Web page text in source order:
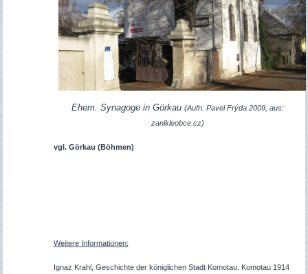
Ehem. Synagoge in Görkau (Aufn. Pavel Frýda 2009, aus:
zanikleobce.cz)
vgl. Görkau (Böhmen)
Weitere Informationen:
Ignaz Krahl, Geschichte der königlichen Stadt Komotau. Komotau 1914